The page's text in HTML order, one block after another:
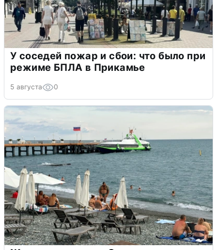
У соседей пожар и сбои: что было при
режиме БПЛА в Прикамье
5 августа 0